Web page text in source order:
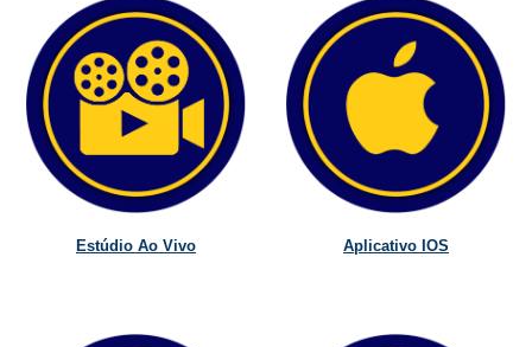
Estúdio Ao Vivo Aplicativo IOS